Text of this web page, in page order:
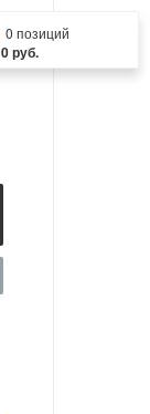
0 позиций
0 руб.